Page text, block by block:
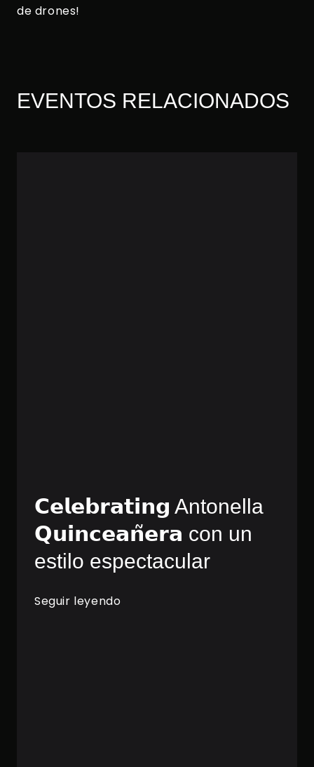
de drones!
EVENTOS RELACIONADOS
𝗖𝗲𝗹𝗲𝗯𝗿𝗮𝘁𝗶𝗻𝗴 Antonella
𝗤𝘂𝗶𝗻𝗰𝗲𝗮𝗻̃𝗲𝗿𝗮 con un
estilo espectacular
Seguir leyendo